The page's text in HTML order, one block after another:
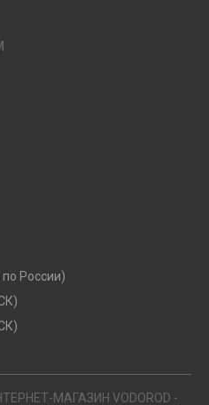
России)
МАГАЗИН VODOROD -